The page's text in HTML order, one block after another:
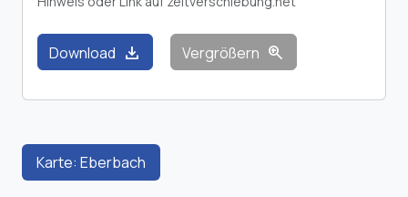
Download download Vergrößern zoom_in
Karte: Eberbach